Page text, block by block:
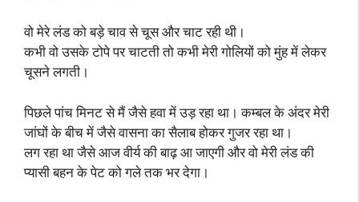
वो मेरे लंड को बड़े चाव से चूस और चाट रही थी।
कभी वो उसके टोपे पर चाटती तो कभी मेरी गोलियों को मुंह में लेकर
चूसने लगती।
पिछले पांच मिनट से मैं जैसे हवा में उड़ रहा था। कम्बल के अंदर मेरी
जांघों के बीच में जैसे वासना का सैलाब होकर गुजर रहा था।
लग रहा था जैसे आज वीर्य की बाढ़ आ जाएगी और वो मेरी लंड की
प्यासी बहन के पेट को गले तक भर देगा।